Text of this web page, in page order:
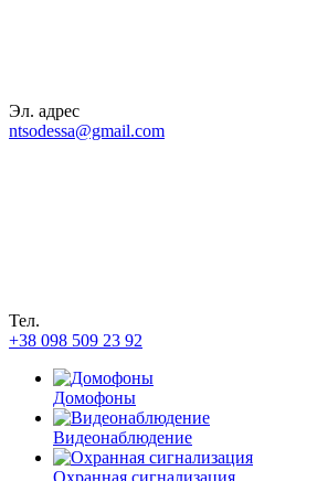
Эл. адрес
ntsodessa@gmail.com
Тел.
+38 098 509 23 92
Домофоны
Видеонаблюдение
Охранная сигнализация